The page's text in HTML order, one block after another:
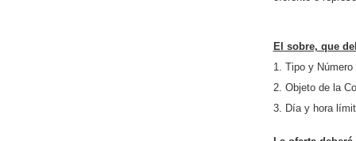
El sobre, que
1. Tipo y
2. Objeto de la
3. Día y hora